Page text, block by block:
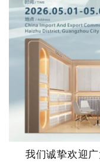
我们诚挚欢迎